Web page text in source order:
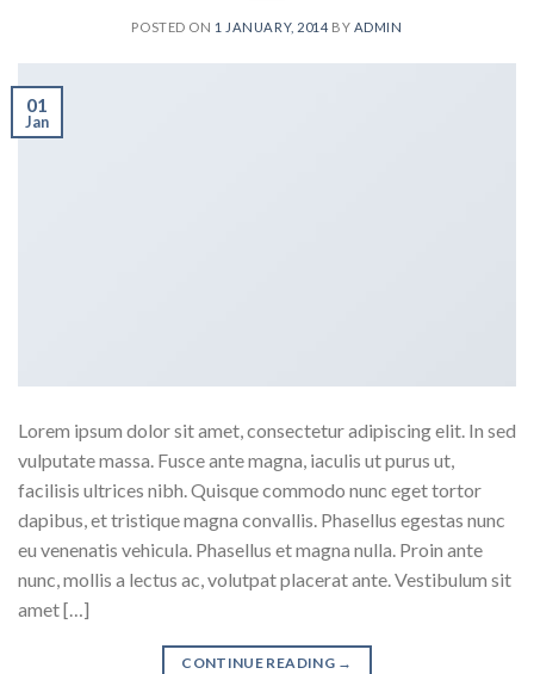
POSTED ON 1 JANUARY, 2014 BY ADMIN
01
Jan
Lorem ipsum dolor sit amet, consectetur adipiscing elit. In sed
vulputate massa. Fusce ante magna, iaculis ut purus ut,
facilisis ultrices nibh. Quisque commodo nunc eget tortor
dapibus, et tristique magna convallis. Phasellus egestas nunc
eu venenatis vehicula. Phasellus et magna nulla. Proin ante
nunc, mollis a lectus ac, volutpat placerat ante. Vestibulum sit
amet […]
CONTINUE READING →